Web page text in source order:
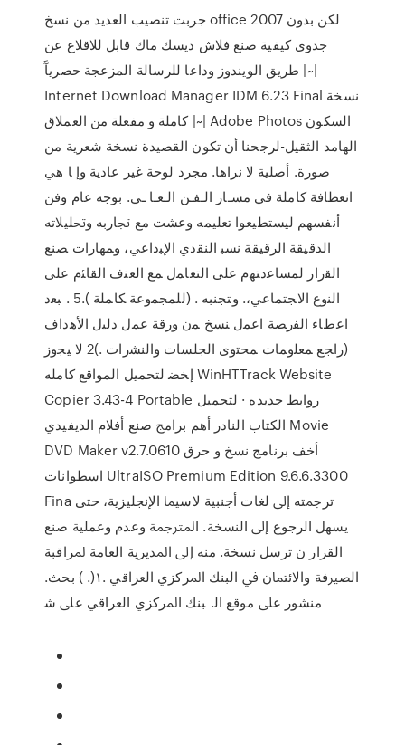
جربت تنصيب العديد من نسخ office 2007 لكن بدون
جدوى كيفية صنع فلاش ديسك ماك قابل للاقلاع عن
طريق الويندوز وداعا للرسالة المزعجة حصريآَ |~|
Internet Download Manager IDM 6.23 Final نسخة
كاملة و مفعلة من العملاق |~| Adobe Photos اﻟﺴﻜﻮن
اﻟﻬﺎﻣﺪ اﻟﺜﻘﻴﻞ-ﻟﺮﺟﺤﻨﺎ أن ﺗﻜﻮن اﻟﻘﺼﻴﺪة ﻧﺴﺨﺔ ﺷﻌﺮﻳﺔ ﻣﻦ
ﺻﻮرة. أﺻﻠﻴﺔ ﻻ ﻧﺮاﻫﺎ. ﻣﺠﺮد ﻟﻮﺣﺔ ﻏﻴﺮ ﻋﺎدﻳﺔ وإ ﺎ ﻫﻲ
اﻧﻌﻄﺎﻓﺔ ﻛﺎﻣﻠﺔ ﻓﻲ ﻣﺴـﺎر اﻟـﻔـﻦ اﻟـﻌـﺎ ـﻲ. ﺑﻮﺟﻪ ﻋﺎم وﻓﻦ
أﻧﻔﺴﻬﻢ ﻟﻴﺴﺘﻄﻴﻌﻮا ﺗﻌﻠﻴﻤﻪ وﻋﺸﺖ ﻣﻊ ﲡﺎرﺑﻪ وﲢﻠﻴﻼﺗﻪ
اﻟﺪﻗﻴﻘﺔ اﻟﺮﻗﻴﻘﺔ ﻧﺴﺒ ﺍﻟﻨﻘﺩﻱ ﺍﻹﺒﺩﺍﻋﻲ، ﻭﻤﻬﺎﺭﺍﺕ ﺼﻨﻊ
ﺍﻟﻘﺭﺍﺭ ﻟﻤﺴﺎﻋﺩﺘﻬﻡ ﻋﻠﻰ ﺍﻟﺘﻌﺎﻤل ﻤﻊ ﺍﻟﻌﻨﻑ ﺍﻟﻘﺎﺌﻡ ﻋﻠﻰ
ﺍﻟﻨﻭﻉ ﺍﻻﺠﺘﻤﺎﻋﻲ،. ﻭﺘﺠﻨﺒﻪ . (ﻟﻠﻤﺠﻤﻭﻋﺔ ﻜﺎﻤﻠﺔ ).5 . ﺒﻌﺩ
ﺍﻋﻁﺎﺀ ﺍﻟﻔﺭﺼﺔ ﺍﻋﻤل ﻨﺴﺦ ﻤﻥ ﻭﺭﻗﺔ ﻋﻤل ﺩﻟﻴل ﺍﻷﻫﺩﺍﻑ
(ﺭﺍﺠﻊ ﻤﻌﻠﻭﻤﺎﺕ ﻤﺤﺘﻭﻯ ﺍﻟﺠﻠﺴﺎﺕ ﻭﺍﻟﻨﺸﺭﺍﺕ .)2 ﻻ ﻴﺠﻭﺯ
ﺇﺨﻀ لتحميل المواقع كامله WinHTTrack Website
Copier 3.43-4 Portable روابط جديده · لتحميل
الكتاب النادر أهم برامج صنع أفلام الديفيدي Movie
DVD Maker v2.7.0610 أخف برنامج نسخ و حرق
اسطوانات UltraISO Premium Edition 9.6.6.3300
Fina ﺗﺮﲨﺘﻪ إﱃ ﻟﻐﺎت أﺟﻨﺒﻴﺔ ﻻﺳﻴﲈ اﻹﻧﺠﻠﻴﺰﻳﺔ، ﺣﺘﻰ
ﻳﺴﻬﻞ اﻟﺮﺟﻮع إﱃ اﻟﻨﺴﺨﺔ. اﳌﱰﲨﺔ وﻋﺪم وﻋﻤﻠﻴﺔ ﺻﻨﻊ
اﻟﻘﺮار ن ﺗﺮﺳﻞ ﻧﺴﺨﺔ. ﻣﻨﻪ إﱃ اﳌﺪﻳﺮﻳﺔ اﻟﻌﺎﻣﺔ ﳌﺮاﻗﺒﺔ
اﻟﺼﲑﻓﺔ واﻻﺋﺘﲈن ﰲ اﻟﺒﻨﻚ اﳌﺮﻛﺰي اﻟﻌﺮاﻗﻲ .١(. ) ﺑﺤﺚ.
ﻣﻨﺸﻮر ﻋﲆ ﻣﻮﻗﻊ اﻟ. ﺒﻨﻚ اﳌﺮﻛﺰي اﻟﻌﺮاﻗﻲ ﻋﲆ ﺷ